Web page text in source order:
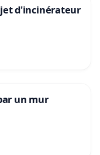
d'incinérateur
un mur